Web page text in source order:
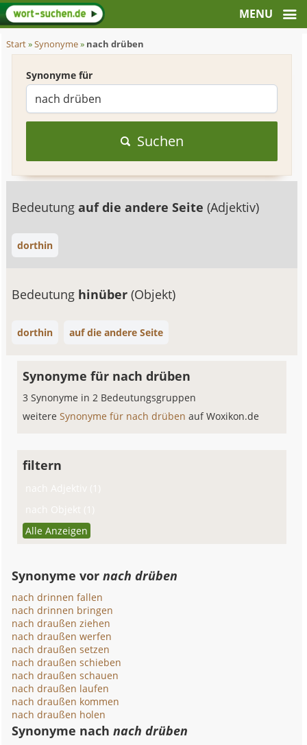
Start»Synonyme» nach drüben
Synonyme für
Suchen
Bedeutungauf die andere Seite(Adjektiv)
dorthin
Bedeutung hinüber(Objekt)
dorthin auf die andere Seite
Synonyme für nach drüben
3 Synonyme in 2 Bedeutungsgruppen
weitereSynonyme für nach drübenauf Woxikon.de
filtern
nach Adjektiv (1)
nach Objekt (1)
Alle Anzeigen
Synonyme vornach drüben
nach drinnen fallen
nach drinnen bringen
nach draußen ziehen
nach draußen werfen
nach draußen setzen
nach draußen schieben
nach draußen schauen
nach draußen laufen
nach draußen kommen
nach draußen holen
Synonyme nachnach drüben